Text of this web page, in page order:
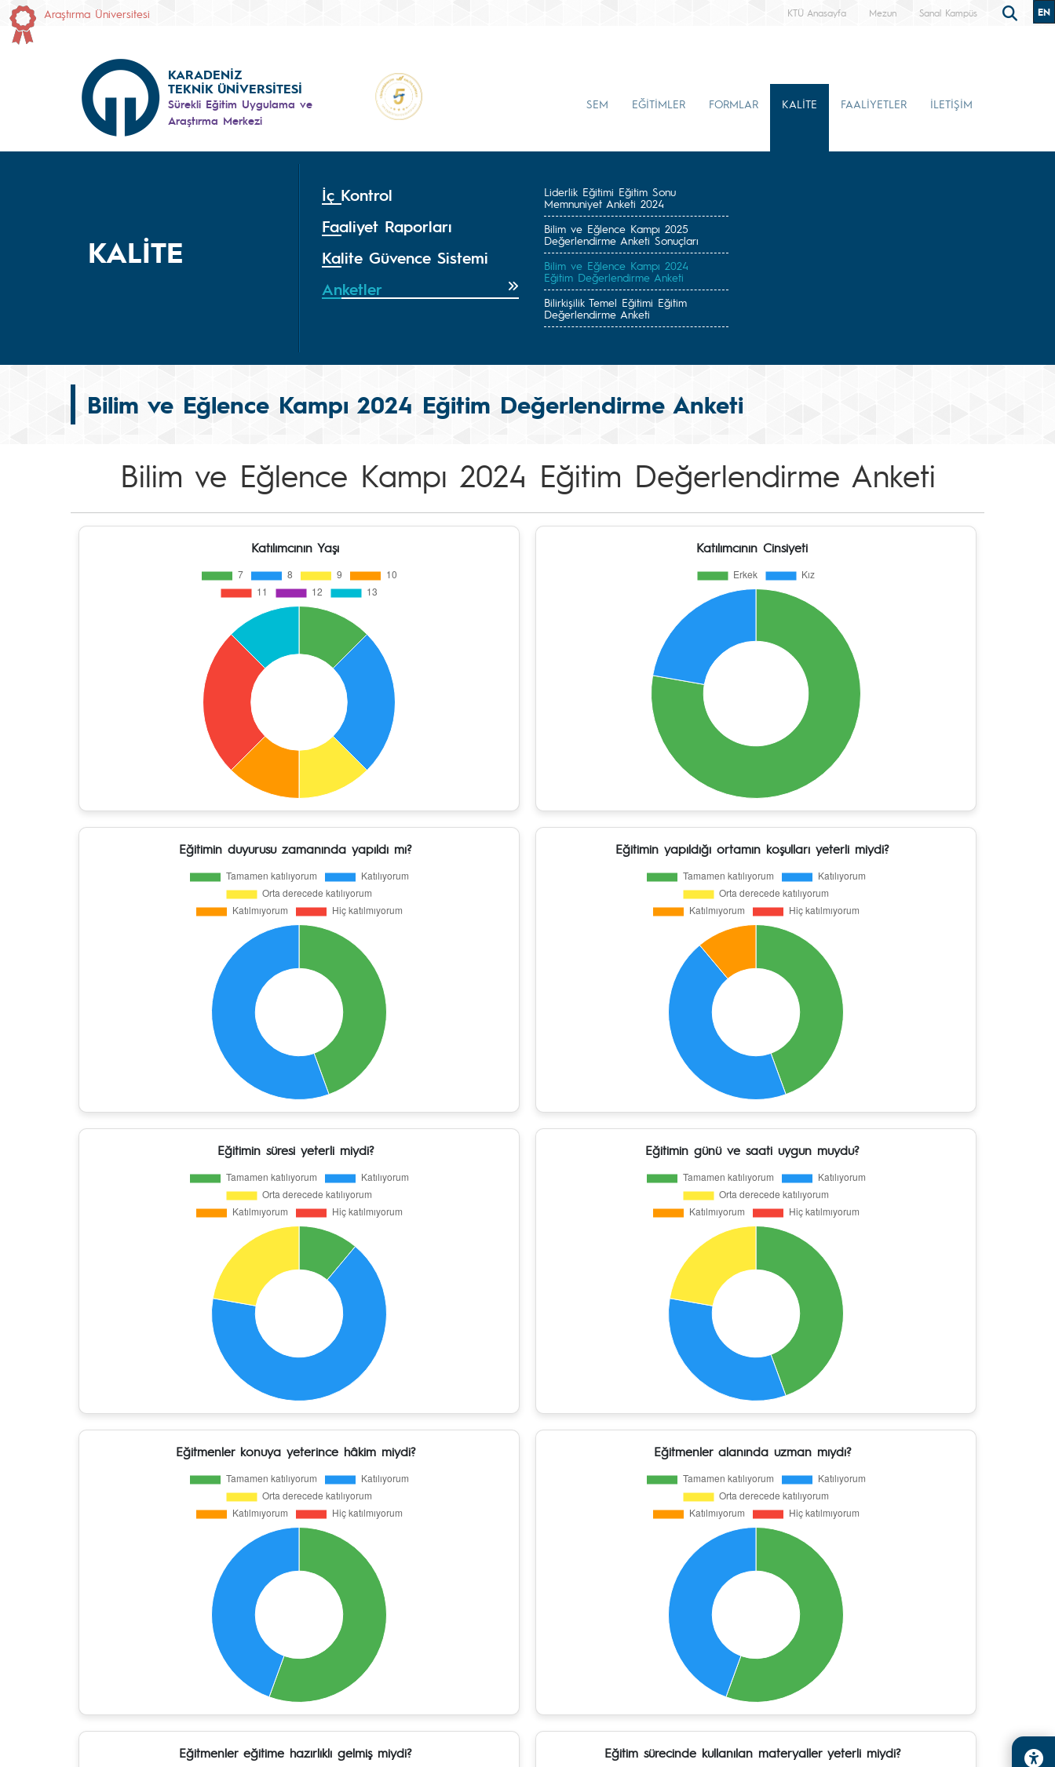
Araştırma Üniversitesi KTÜ Anasayfa Mezun Sanal Kampüs EN
KARADENİZ
TEKNİK ÜNİVERSİTESİ
Sürekli Eğitim Uygulama ve
Araştırma Merkezi
SEM EĞİTİMLER FORMLAR KALİTE FAALİYETLER İLETİŞİM
KALİTE
İç Kontrol
Faaliyet Raporları
Kalite Güvence Sistemi
Anketler
Liderlik Eğitimi Eğitim Sonu
Memnuniyet Anketi 2024
Bilim ve Eğlence Kampı 2025
Değerlendirme Anketi Sonuçları
Bilim ve Eğlence Kampı 2024
Eğitim Değerlendirme Anketi
Bilirkişilik Temel Eğitimi Eğitim
Değerlendirme Anketi
Bilim ve Eğlence Kampı 2024 Eğitim Değerlendirme Anketi
Bilim ve Eğlence Kampı 2024 Eğitim Değerlendirme Anketi
Katılımcının Yaşı Katılımcının Cinsiyeti
Eğitimin duyurusu zamanında yapıldı mı? Eğitimin yapıldığı ortamın koşulları yeterli miydi?
Eğitimin süresi yeterli miydi? Eğitimin günü ve saati uygun muydu?
Eğitmenler konuya yeterince hâkim miydi? Eğitmenler alanında uzman mıydı?
Eğitmenler eğitime hazırlıklı gelmiş miydi? Eğitim sürecinde kullanılan materyaller yeterli miydi?